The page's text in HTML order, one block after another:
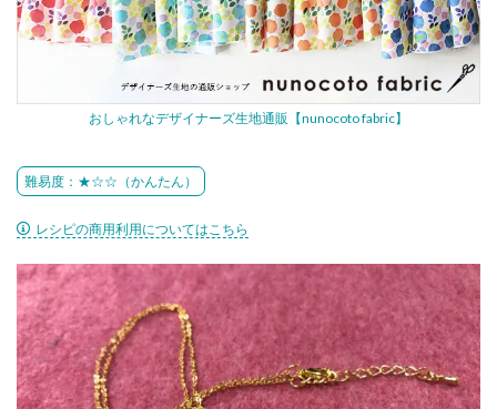
おしゃれなデザイナーズ生地通販【nunocoto fabric】
難易度：★☆☆（かんたん）
レシピの商用利用についてはこちら